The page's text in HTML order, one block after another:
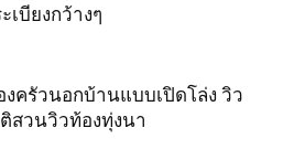
เบียงกว้างๆ
งครัวนอกบ้านแบบเปิดโล่ง วิว
สวนวิวท้องทุ่งนา